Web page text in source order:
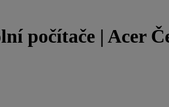
počítače | Acer